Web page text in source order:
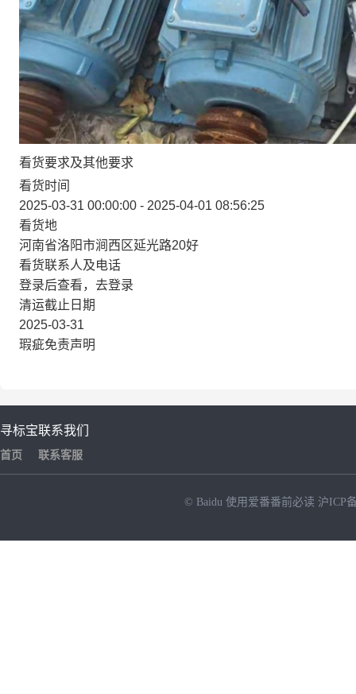
看货要求及其他要求
看货时间
2025-03-31 00:00:00 - 2025-04-01 08:56:25
看货地
河南省洛阳市涧西区延光路20好
看货联系人及电话
登录后查看， 去登录
清运截止日期
2025-03-31
瑕疵免责声明
寻标宝
首页
联系我们
联系客服
© Baidu 使用爱番番前必读 沪ICP